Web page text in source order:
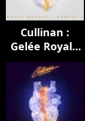
Cullinan :
Gelée Royale
(Partie 2)